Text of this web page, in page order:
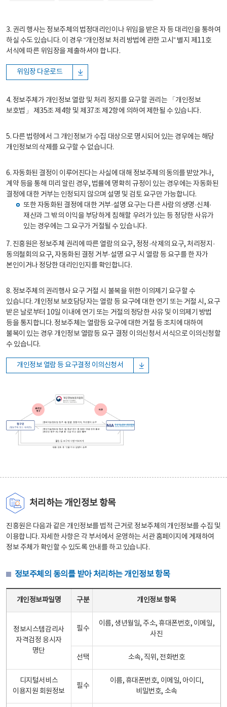
3. 권리 행사는 정보주체의 법정대리인이나 위임을 받은 자 등 대리인을 통하여
하실 수도 있습니다. 이 경우 “개인정보 처리 방법에 관한 고시” 별지 제11호
서식에 따른 위임장을 제출하셔야 합니다.
위임장 다운로드
4. 정보주체가 개인정보 열람 및 처리 정지를 요구할 권리는 「개인정보
보호법」 제35조 제4항 및 제37조 제2항에 의하여 제한될 수 있습니다.
5. 다른 법령에서 그 개인정보가 수집 대상으로 명시되어 있는 경우에는 해당
개인정보의 삭제를 요구할 수 없습니다.
6. 자동화된 결정이 이루어진다는 사실에 대해 정보주체의 동의를 받았거나,
계약 등을 통해 미리 알린 경우, 법률에 명확히 규정이 있는 경우에는 자동화된
결정에 대한 거부는 인정되지 않으며 설명 및 검토 요구만 가능합니다.
또한 자동화된 결정에 대한 거부·설명 요구는 다른 사람의 생명·신체·
재산과 그 밖의 이익을 부당하게 침해할 우려가 있는 등 정당한 사유가
있는 경우에는 그 요구가 거절될 수 있습니다.
7. 진흥원은 정보주체 권리에 따른 열람의 요구, 정정·삭제의 요구, 처리정지·
동의철회의 요구, 자동화된 결정 거부·설명 요구 시 열람 등 요구를 한 자가
본인이거나 정당한 대리인인지를 확인합니다.
8. 정보주체의 권리행사 요구 거절 시 불복을 위한 이의제기 요구할 수
있습니다. 개인정보 보호담당자는 열람 등 요구에 대한 연기 또는 거절 시, 요구
받은 날로부터 10일 이내에 연기 또는 거절의 정당한 사유 및 이의제기 방법
등을 통지합니다. 정보주체는 열람등 요구에 대한 거절 등 조치에 대하여
불복이 있는 경우 개인정보 열람등 요구 결정 이의신청서 서식으로 이의신청할
수 있습니다.
개인정보 열람 등 요구결정 이의신청서
처리하는 개인정보 항목
진흥원은 다음과 같은 개인정보를 법적 근거로 정보주체의 개인정보를 수집 및
이용합니다. 자세한 사항은 각 부서에서 운영하는 서관 홈페이지에 게재하여
정보 주체가 확인할 수 있도록 안내를 하고 있습니다.
정보주체의 동의를 받아 처리하는 개인정보 항목
개인정보파일명 구분 개인정보 항목
정보시스템감리사
자격검정 응시자
명단
필수
이름, 생년월일, 주소, 휴대폰번호, 이메일,
사진
선택 소속, 직위, 전화번호
디지털서비스
이용지원 회원정보
필수
이름, 휴대폰번호, 이메일, 아이디,
비밀번호, 소속